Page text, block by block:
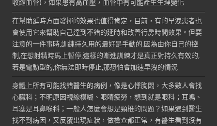
收縮血管)，如果患有高血壓，血管中有可能產生生理變化
在幫助延時方面發揮的效果也值得肯定，目前，有的早洩患者也
會使用它來幫助自己達到不錯的延時和改善行房時間效果。但要
注意的一件事時,訓練持久用的最好是手動的,因為由你自己的控
制,在想射精時馬上暫停,這樣的漸進訓練才是真正對持久有效的,
若是電動型的,你無法即時停止,那恐怕會加速早洩的情況
身體上所有可能找錯醫生的病例，像是心悸胸悶，大多數人會找
心臟科；不明原因視線模糊、眼睛疲勞，想到就是眼科；耳鳴、
耳塞是耳鼻喉科；一般人怎麼會想是頸椎的問題？如果遇到醫生
找不到病因，又反覆出現症狀，做檢查都正常，有醫生看到沒有